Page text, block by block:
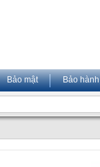
Bảo mật Bảo hành